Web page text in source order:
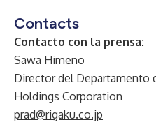
Contacts
Contacto con la prensa:
Sawa Himeno
Director del Departamento
Holdings Corporation
prad@rigaku.co.jp